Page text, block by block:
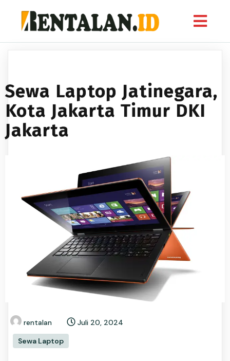
Sewa Laptop Jatinegara,
Kota Jakarta Timur DKI
Jakarta
rentalan
Juli 20, 2024
Sewa Laptop